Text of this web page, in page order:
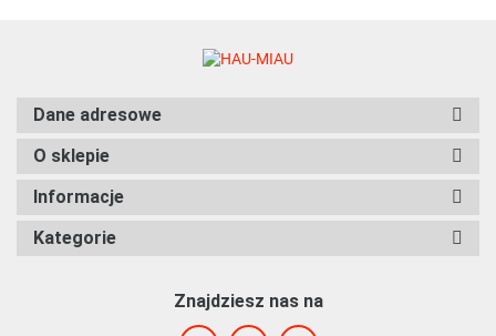
Dane adresowe
O sklepie
Informacje
Kategorie
Znajdziesz nas na